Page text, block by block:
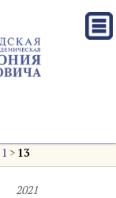
1 > 13
2021